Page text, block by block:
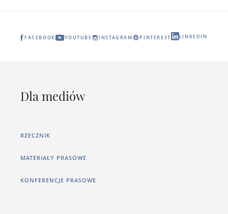
FACEBOOK YOUTUBE INSTAGRAM PINTEREST LINKEDIN
Dla mediów
RZECZNIK
MATERIAŁY PRASOWE
KONFERENCJE PRASOWE